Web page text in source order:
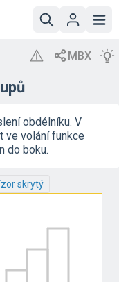
obdélníku. V
ve volání funkce
do boku.
skrytý